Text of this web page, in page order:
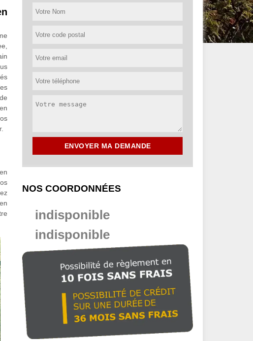
NOS COORDONNÉES
indisponible
indisponible